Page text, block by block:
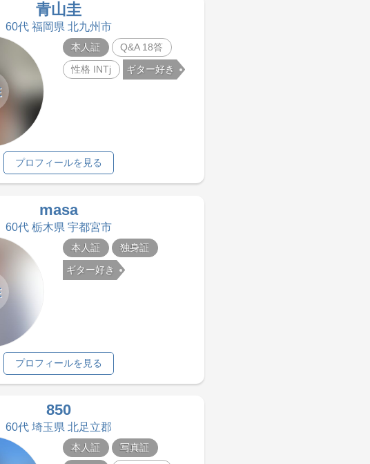
青山圭
60代 福岡県 北九州市
本人証
Q&A 18答
性格 INTj
ギター好き
プロフィールを見る
masa
60代 栃木県 宇都宮市
本人証
独身証
ギター好き
プロフィールを見る
850
60代 埼玉県 北足立郡
本人証
写真証